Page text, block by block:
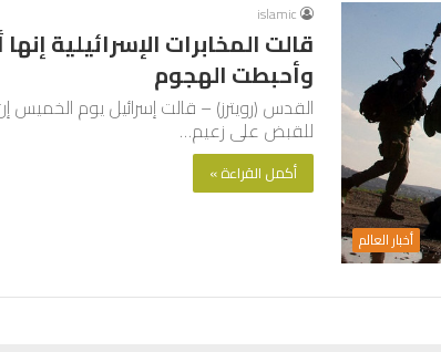
أخبار العالم
islamic
قالت المخابرات الإسرائيلية
وأحبطت الهجوم
القدس (رويترز) – قالت إسرائيل يوم الخميس
للقبض على زعيم…
أكمل القراءة »